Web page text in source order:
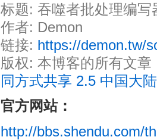
标题: 吞噬者批处理编写
作者: Demon
链接: https://demon.tw/
版权: 本博客的所有文章
同方式共享 2.5 中国大陆
官方网站：
http://bbs.shendu.com/